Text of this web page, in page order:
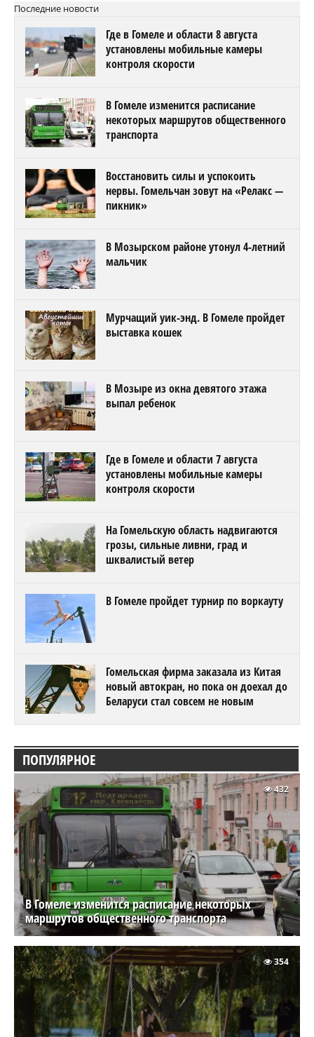
Последние новости
Где в Гомеле и области 8 августа
установлены мобильные камеры
контроля скорости
В Гомеле изменится расписание
некоторых маршрутов общественного
транспорта
Восстановить силы и успокоить
нервы. Гомельчан зовут на «Релакс —
пикник»
В Мозырском районе утонул 4-летний
мальчик
Мурчащий уик-энд. В Гомеле пройдет
выставка кошек
В Мозыре из окна девятого этажа
выпал ребенок
Где в Гомеле и области 7 августа
установлены мобильные камеры
контроля скорости
На Гомельскую область надвигаются
грозы, сильные ливни, град и
шквалистый ветер
В Гомеле пройдет турнир по воркауту
Гомельская фирма заказала из Китая
новый автокран, но пока он доехал до
Беларуси стал совсем не новым
ПОПУЛЯРНОЕ
В Гомеле изменится расписание некоторых
маршрутов общественного транспорта
432
354